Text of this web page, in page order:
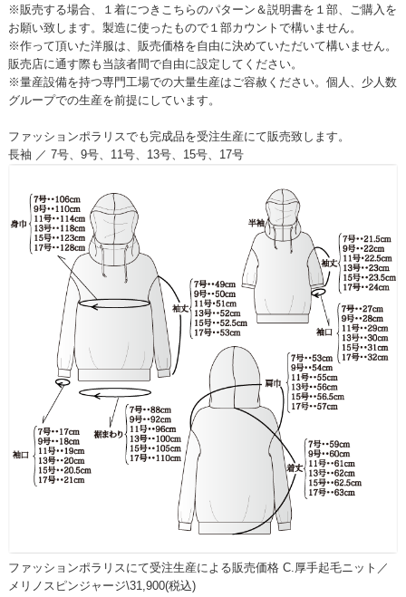
※販売する場合、１着につきこちらのパターン＆説明書を１部、ご購入を
お願い致します。製造に使ったもので１部カウントで構いません。
※作って頂いた洋服は、販売価格を自由に決めていただいて構いません。
販売店に通す際も当該者間で自由に設定してください。
※量産設備を持つ専門工場での大量生産はご容赦ください。個人、少人数
グループでの生産を前提にしています。
ファッションポラリスでも完成品を受注生産にて販売致します。
長袖 ／ 7号、9号、11号、13号、15号、17号
ファッションポラリスにて受注生産による販売価格 C.厚手起毛ニット／
メリノスピンジャージ\31,900(税込)